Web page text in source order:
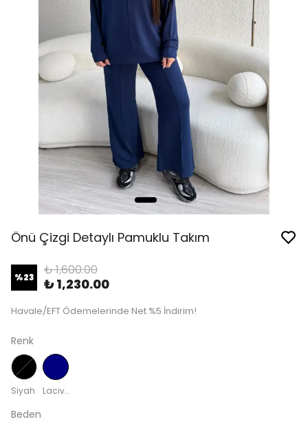
Önü Çizgi Detaylı Pamuklu Takım
%23 ₺ 1,600.00
₺ 1,230.00
Havale/EFT Ödemelerinde Net %5 İndirim!
Renk
Siyah Lacivert
Beden